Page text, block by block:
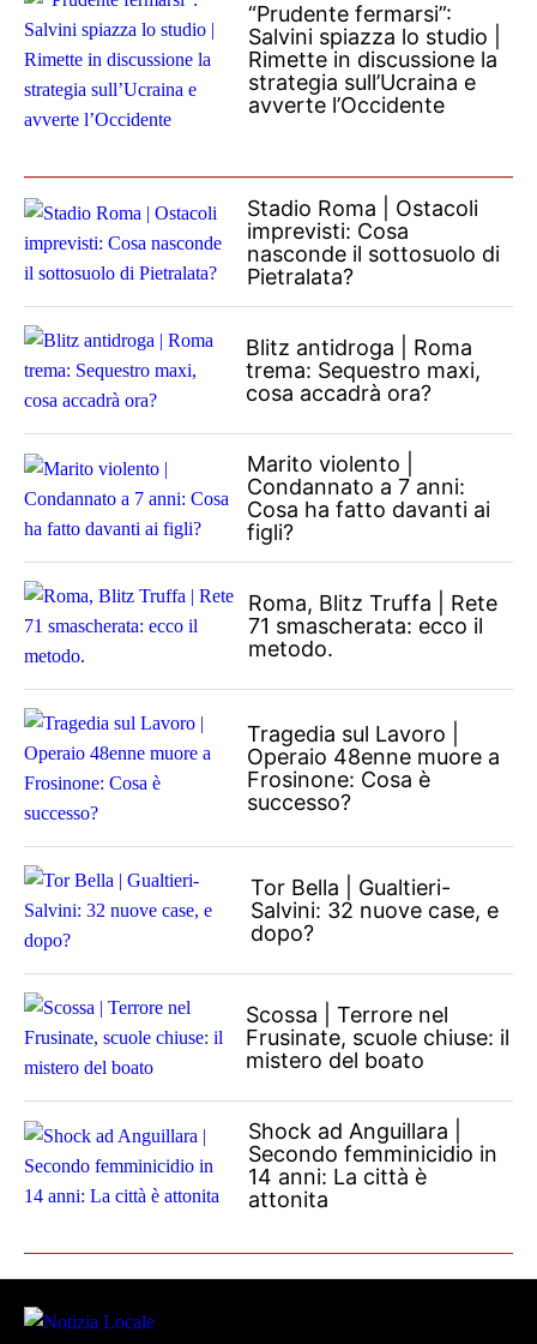
“Prudente fermarsi”:
Salvini spiazza lo studio |
Rimette in discussione la
strategia sull’Ucraina e
avverte l’Occidente
Stadio Roma | Ostacoli
imprevisti: Cosa
nasconde il sottosuolo di
Pietralata?
Blitz antidroga | Roma
trema: Sequestro maxi,
cosa accadrà ora?
Marito violento |
Condannato a 7 anni:
Cosa ha fatto davanti ai
figli?
Roma, Blitz Truffa | Rete
71 smascherata: ecco il
metodo.
Tragedia sul Lavoro |
Operaio 48enne muore a
Frosinone: Cosa è
successo?
Tor Bella | Gualtieri-
Salvini: 32 nuove case, e
dopo?
Scossa | Terrore nel
Frusinate, scuole chiuse: il
mistero del boato
Shock ad Anguillara |
Secondo femminicidio in
14 anni: La città è
attonita